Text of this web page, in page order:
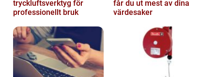
tryckluftsverktyg för
professionellt bruk
får du ut mest av dina
värdesaker